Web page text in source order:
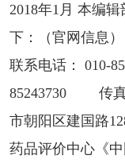
2018年1月 本编
下：（官网信息
联系电话： 010-
85243730 传真
市朝阳区建国路
药品评价中心《